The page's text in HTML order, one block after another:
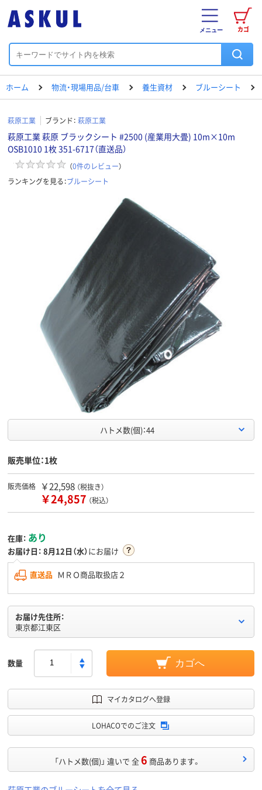
カゴ
メニュー
ホーム 物流・現場用品/台車 養生資材 ブルーシート
萩原工業 ブランド： 萩原工業
萩原工業 萩原 ブラックシート #2500 (産業用大畳) 10m×10m
OSB1010 1枚 351-6717（直送品）
（0件のレビュー）
ランキングを見る：ブルーシート
ハトメ数(個)：44
販売単位：1枚
販売価格 ￥22,598 （税抜き）
￥24,857 （税込）
在庫： あり
お届け日： 8月12日（水）にお届け
直送品 ＭＲＯ商品取扱店２
お届け先住所：
東京都江東区
数量 カゴへ
マイカタログへ登録
LOHACOでのご注文
「ハトメ数(個)」 違いで 全6 商品あります。